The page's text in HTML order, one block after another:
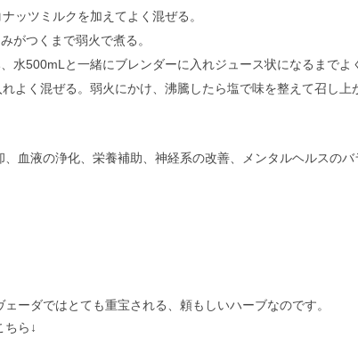
ッツミルクを加えてよく混ぜる。
がつくまで弱火で煮る。
水500mLと一緒にブレンダーに入れジュース状になるまでよ
よく混ぜる。弱火にかけ、沸騰したら塩で味を整えて召し上
血液の浄化、栄養補助、神経系の改善、メンタルヘルスのバ
ーダではとても重宝される、頼もしいハーブなのです。
ちら↓